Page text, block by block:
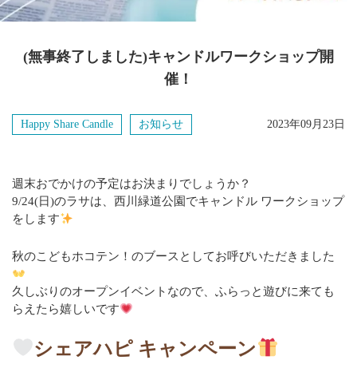
法人情報
2025年4月
2025年3月
2025年1月
2024年11月
2024年8月
2024年7月
(無事終了しました)キャンドルワークショップ開
催！
Happy Share Candle お知らせ 2023年09月23日
週末おでかけの予定はお決まりでしょうか？
9/24(日)のラサは、西川緑道公園でキャンドル ワークショップ
をします
秋のこどもホコテン！のブースとしてお呼びいただきました
久しぶりのオープンイベントなので、ふらっと遊びに来ても
らえたら嬉しいです
シェアハピ キャンペーン